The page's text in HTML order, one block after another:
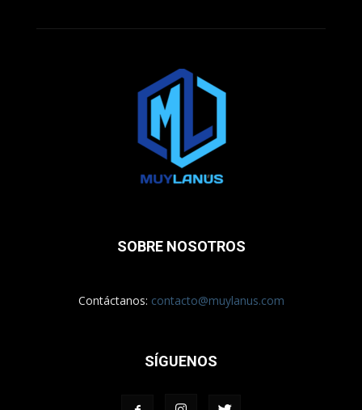
SOBRE NOSOTROS
Contáctanos: contacto@muylanus.com
SÍGUENOS